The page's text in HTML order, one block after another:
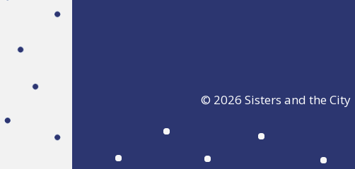
© 2026 Sisters and the City